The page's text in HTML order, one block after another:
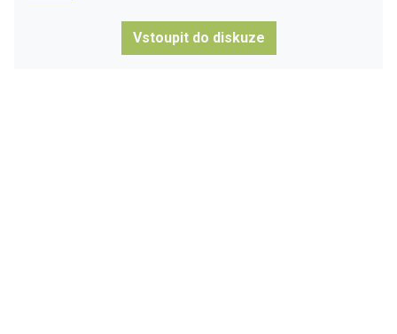
Vstoupit do diskuze